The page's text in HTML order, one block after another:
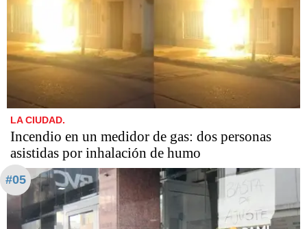
LA CIUDAD.
Incendio en un medidor de gas: dos personas
asistidas por inhalación de humo
#05